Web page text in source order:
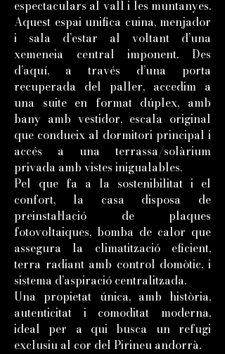
espectaculars al vall i les muntanyes.
Aquest espai unifica cuina, menjador
i sala d’estar al voltant d’una
xemeneia central imponent. Des
d’aquí, a través d’una porta
recuperada del paller, accedim a
una suite en format dúplex, amb
bany amb vestidor, escala original
que condueix al dormitori principal i
accés a una terrassa/solàrium
privada amb vistes inigualables.
Pel que fa a la sostenibilitat i el
confort, la casa disposa de
preinstal·lació de plaques
fotovoltaiques, bomba de calor que
assegura la climatització eficient,
terra radiant amb control domòtic, i
sistema d’aspiració centralitzada.
Una propietat única, amb història,
autenticitat i comoditat moderna,
ideal per a qui busca un refugi
exclusiu al cor del Pirineu andorrà.